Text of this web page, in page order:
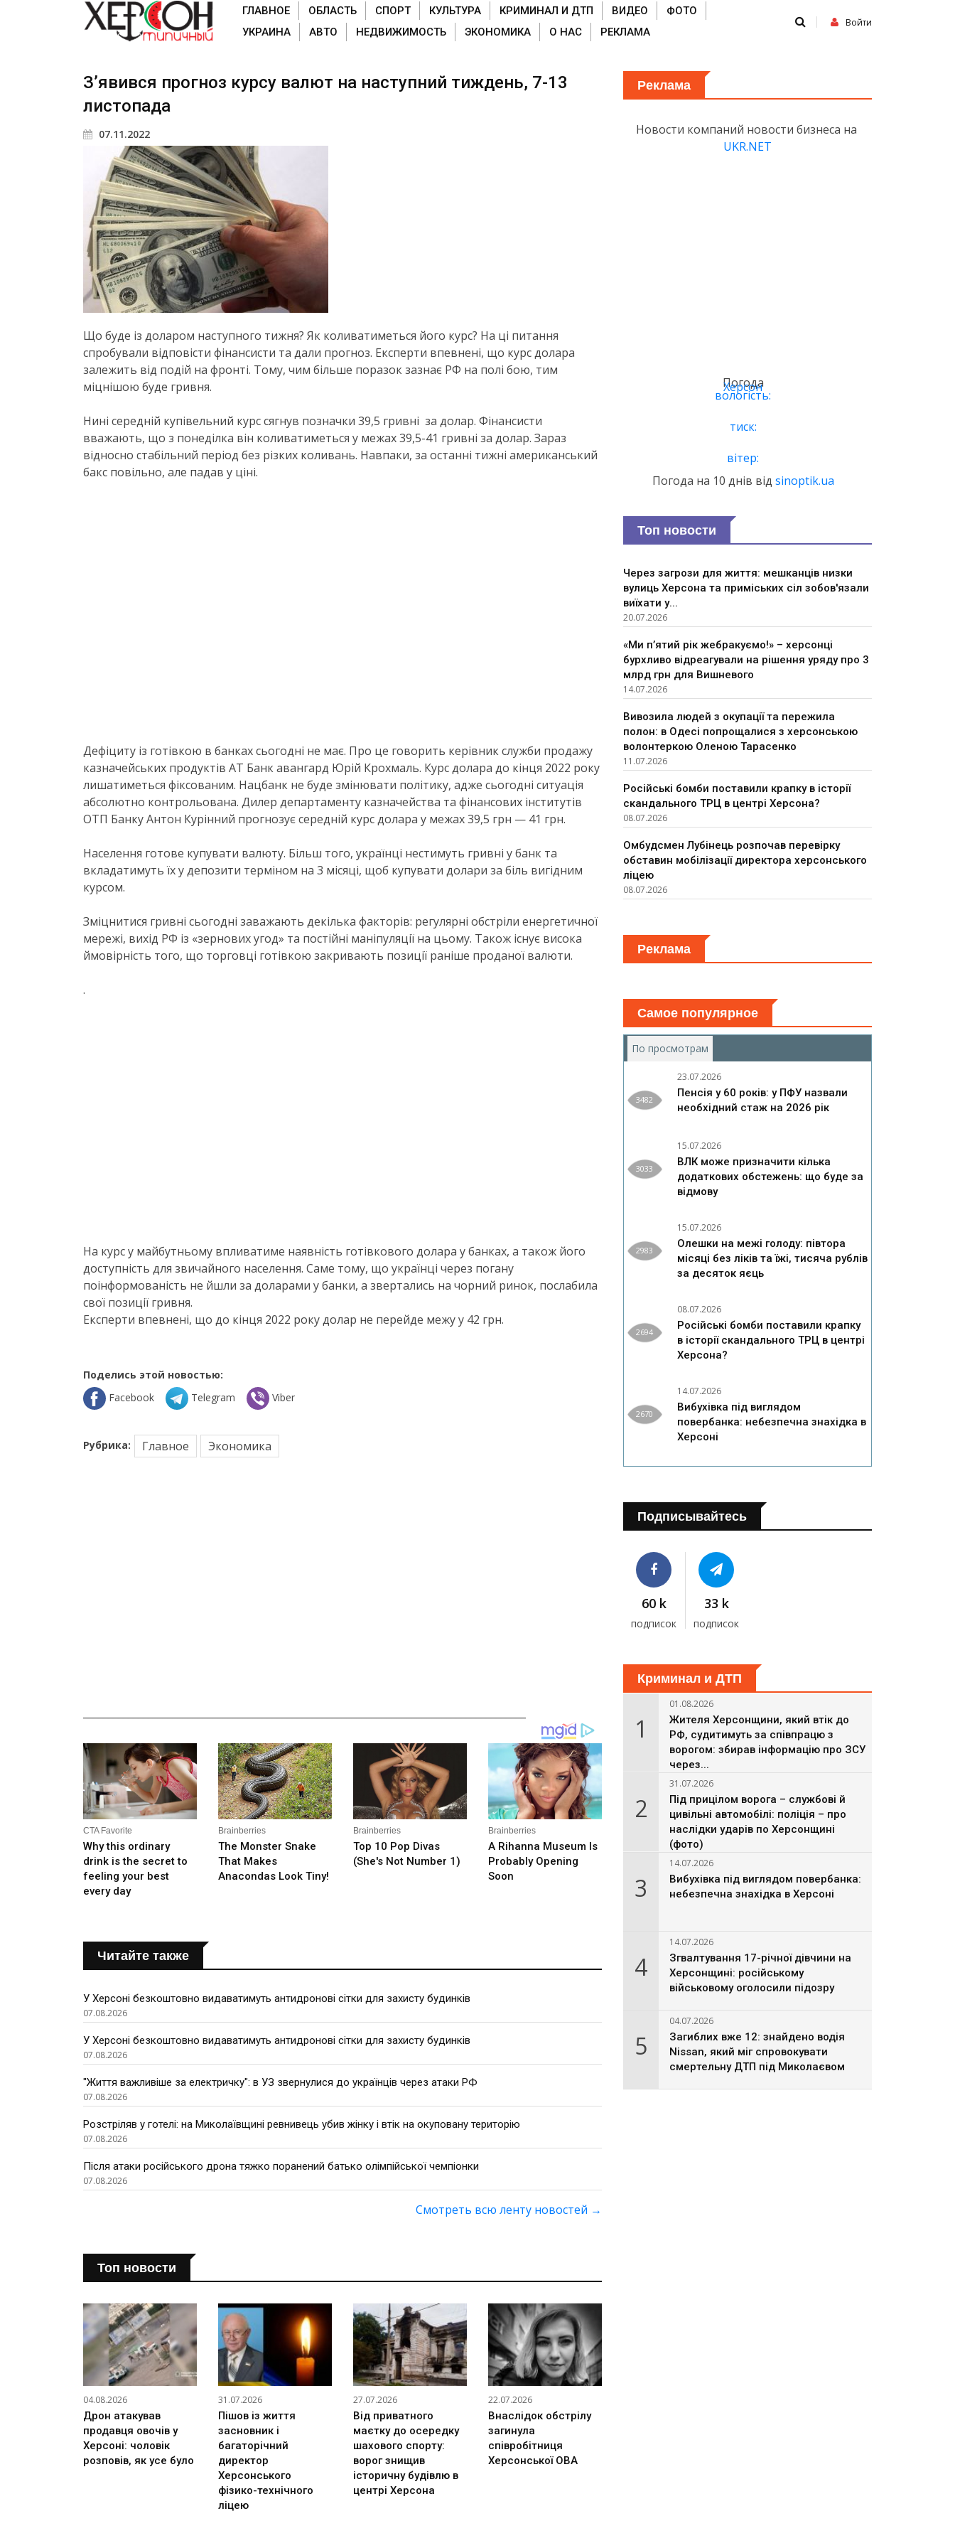
ГЛАВНОЕ ОБЛАСТЬ СПОРТ КУЛЬТУРА КРИМИНАЛ И ДТП ВИДЕО
ФОТО
УКРАИНА
АВТО НЕДВИЖИМОСТЬ ЭКОНОМИКА О НАС РЕКЛАМА
Войти
З’явився прогноз курсу валют на наступний тиждень, 7-13
листопада
07.11.2022
Що буде із доларом наступного тижня? Як коливатиметься його курс? На ці питання
спробували відповісти фінансисти та дали прогноз. Експерти впевнені, що курс долара
залежить від подій на фронті. Тому, чим більше поразок зазнає РФ на полі бою, тим
міцнішою буде гривня.
Нині середній купівельний курс сягнув позначки 39,5 гривні за долар. Фінансисти
вважають, що з понеділка він коливатиметься у межах 39,5-41 гривні за долар. Зараз
відносно стабільний період без різких коливань. Навпаки, за останні тижні американський
бакс повільно, але падав у ціні.
Дефіциту із готівкою в банках сьогодні не має. Про це говорить керівник служби продажу
казначейських продуктів АТ Банк авангард Юрій Крохмаль. Курс долара до кінця 2022 року
лишатиметься фіксованим. Нацбанк не буде змінювати політику, адже сьогодні ситуація
абсолютно контрольована. Дилер департаменту казначейства та фінансових інститутів
ОТП Банку Антон Курінний прогнозує середній курс долара у межах 39,5 грн — 41 грн.
Населення готове купувати валюту. Більш того, українці нестимуть гривні у банк та
вкладатимуть їх у депозити терміном на 3 місяці, щоб купувати долари за біль вигідним
курсом.
Зміцнитися гривні сьогодні заважають декілька факторів: регулярні обстріли енергетичної
мережі, вихід РФ із «зернових угод» та постійні маніпуляції на цьому. Також існує висока
ймовірність того, що торговці готівкою закривають позиції раніше проданої валюти.
.
На курс у майбутньому впливатиме наявність готівкового долара у банках, а також його
доступність для звичайного населення. Саме тому, що українці через погану
поінформованість не йшли за доларами у банки, а звертались на чорний ринок, послабила
свої позиції гривня.
Експерти впевнені, що до кінця 2022 року долар не перейде межу у 42 грн.
Поделись этой новостью:
Facebook
Telegram Viber
Рубрика: Главное Экономика
Читайте также
У Херсоні безкоштовно видаватимуть антидронові сітки для захисту будинків
07.08.2026
У Херсоні безкоштовно видаватимуть антидронові сітки для захисту будинків
07.08.2026
"Життя важливіше за електричку": в УЗ звернулися до українців через атаки РФ
07.08.2026
Розстріляв у готелі: на Миколаївщині ревнивець убив жінку і втік на окуповану територію
07.08.2026
Після атаки російського дрона тяжко поранений батько олімпійської чемпіонки
07.08.2026
Смотреть всю ленту новостей →
Топ новости
04.08.2026
Дрон атакував
продавця овочів у
Херсоні: чоловік
розповів, як усе було
31.07.2026
Пішов із життя
засновник і
багаторічний
директор
Херсонського
фізико-технічного
ліцею
27.07.2026
Від приватного
маєтку до осередку
шахового спорту:
ворог знищив
історичну будівлю в
центрі Херсона
22.07.2026
Внаслідок обстрілу
загинула
співробітниця
Херсонської ОВА
Реклама
Новости компаний новости бизнеса на
UKR.NET
Погода
Херсон
вологість:
тиск:
вітер:
Погода на 10 днів від sinoptik.ua
Топ новости
Через загрози для життя: мешканців низки
вулиць Херсона та приміських сіл зобов'язали
виїхати у...
20.07.2026
«Ми п’ятий рік жебракуємо!» – херсонці
бурхливо відреагували на рішення уряду про 3
млрд грн для Вишневого
14.07.2026
Вивозила людей з окупації та пережила
полон: в Одесі попрощалися з херсонською
волонтеркою Оленою Тарасенко
11.07.2026
Російські бомби поставили крапку в історії
скандального ТРЦ в центрі Херсона?
08.07.2026
Омбудсмен Лубінець розпочав перевірку
обставин мобілізації директора херсонського
ліцею
08.07.2026
Реклама
Самое популярное
По просмотрам
3482
23.07.2026
Пенсія у 60 років: у ПФУ назвали
необхідний стаж на 2026 рік
3033
15.07.2026
ВЛК може призначити кілька
додаткових обстежень: що буде за
відмову
2983
15.07.2026
Олешки на межі голоду: півтора
місяці без ліків та їжі, тисяча рублів
за десяток яєць
2694
08.07.2026
Російські бомби поставили крапку
в історії скандального ТРЦ в центрі
Херсона?
2670
14.07.2026
Вибухівка під виглядом
повербанка: небезпечна знахідка в
Херсоні
Подписывайтесь
60 k
подписок
33 k
подписок
Криминал и ДТП
1
01.08.2026
Жителя Херсонщини, який втік до
РФ, судитимуть за співпрацю з
ворогом: збирав інформацію про ЗСУ
через...
2
31.07.2026
Під прицілом ворога – службові й
цивільні автомобілі: поліція – про
наслідки ударів по Херсонщині
(фото)
3
14.07.2026
Вибухівка під виглядом повербанка:
небезпечна знахідка в Херсоні
4
14.07.2026
Згвалтування 17-річної дівчини на
Херсонщині: російському
військовому оголосили підозру
5
04.07.2026
Загиблих вже 12: знайдено водія
Nissan, який міг спровокувати
смертельну ДТП під Миколаєвом